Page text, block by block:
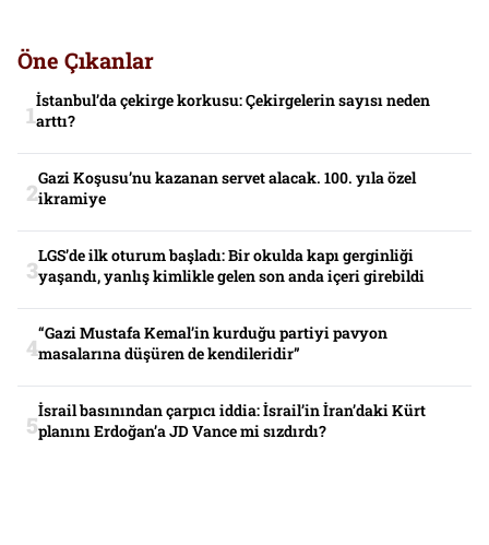
Öne Çıkanlar
İstanbul’da çekirge korkusu: Çekirgelerin sayısı neden
arttı?
Gazi Koşusu’nu kazanan servet alacak. 100. yıla özel
ikramiye
LGS’de ilk oturum başladı: Bir okulda kapı gerginliği
yaşandı, yanlış kimlikle gelen son anda içeri girebildi
“Gazi Mustafa Kemal’in kurduğu partiyi pavyon
masalarına düşüren de kendileridir”
İsrail basınından çarpıcı iddia: İsrail’in İran’daki Kürt
planını Erdoğan’a JD Vance mi sızdırdı?